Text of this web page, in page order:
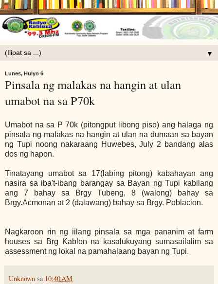
▼
Lunes, Hulyo 6
Pinsala ng malakas na hangin at ulan
umabot na sa P70k
Umabot na sa P 70k (pitongput libong piso) ang halaga ng
pinsala ng malakas na hangin at ulan na dumaan sa bayan
ng Tupi noong nakaraang Huwebes, July 2 bandang alas
dos ng hapon.
Tinatayang umabot sa 17(labing pitong) kabahayan ang
nasira sa iba't-ibang barangay sa Bayan ng Tupi kabilang
ang 7 bahay sa Brgy Tubeng, 8 (walong) bahay sa
Brgy.Acmonan at 2 (dalawang) bahay sa Brgy. Poblacion.
Nagkaroon rin ng iilang pinsala sa mga pananim at farm
houses sa Brg Kablon na kasalukuyang sumasailalim sa
assessment ng lokal na pamahalaang bayan ng Tupi.
Unknown sa 10:40 AM